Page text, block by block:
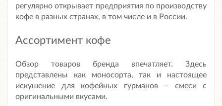
регулярно открывает предприятия по производству
кофе в разных странах, в том числе и в России.
Ассортимент кофе
Обзор товаров бренда впечатляет. Здесь
представлены как моносорта, так и настоящее
искушение для кофейных гурманов – смеси с
оригинальными вкусами.